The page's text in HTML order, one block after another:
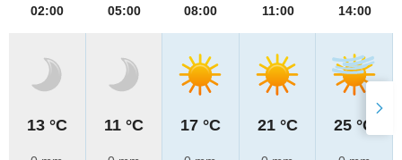
02:00
13 °C
05:00
11 °C
08:00
17 °C
11:00
21 °C
14:00
25 °C